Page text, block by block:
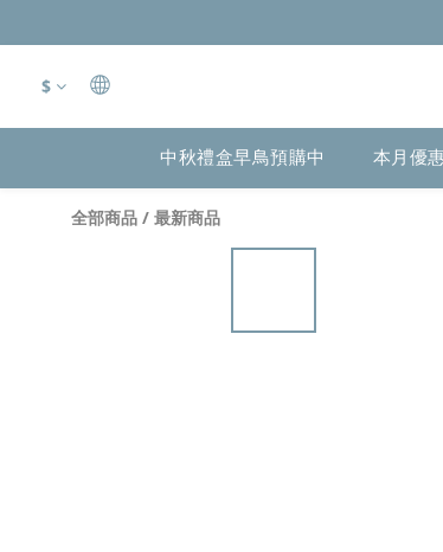
$
中秋禮盒早鳥預購中 本月優
全部商品 / 最新商品